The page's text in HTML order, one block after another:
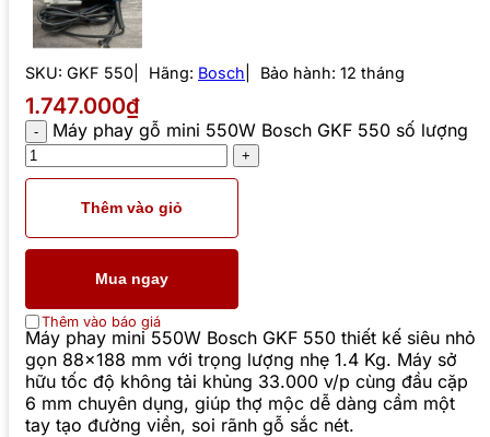
SKU: GKF 550 Hãng: Bosch Bảo hành: 12 tháng
1.747.000₫
Máy phay gỗ mini 550W Bosch GKF 550 số lượng
Thêm vào giỏ
Mua ngay
Thêm vào báo giá
Máy phay mini 550W Bosch GKF 550 thiết kế siêu nhỏ
gọn 88×188 mm với trọng lượng nhẹ 1.4 Kg. Máy sở
hữu tốc độ không tải khủng 33.000 v/p cùng đầu cặp
6 mm chuyên dụng, giúp thợ mộc dễ dàng cầm một
tay tạo đường viền, soi rãnh gỗ sắc nét.